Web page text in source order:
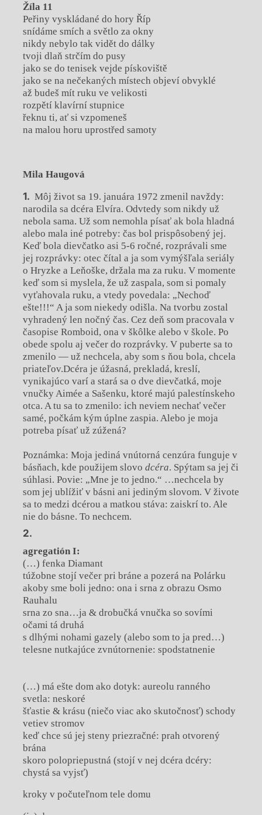
Žíla 11
Peřiny vyskládané do hory Říp
snídáme smích a světlo za okny
nikdy nebylo tak vidět do dálky
tvoji dlaň strčím do pusy
jako se do tenisek vejde pískoviště
jako se na nečekaných místech objeví obvyklé
až budeš mít ruku ve velikosti
rozpětí klavírní stupnice
řeknu ti, ať si vzpomeneš
na malou horu uprostřed samoty
Mila Haugová
Môj život sa 19. januára 1972 zmenil navždy:
narodila sa dcéra Elvíra. Odvtedy som nikdy už
nebola sama. Už som nemohla písať ak bola hladná
alebo mala iné potreby: čas bol prispôsobený jej.
Keď bola dievčatko asi 5-6 ročné, rozprávali sme
jej rozprávky: otec čítal a ja som vymýšľala seriály
o Hryzke a Leňoške, držala ma za ruku. V momente
keď som si myslela, že už zaspala, som si pomaly
vyťahovala ruku, a vtedy povedala: „Nechoď
ešte!!!“ A ja som niekedy odišla. Na tvorbu zostal
vyhradený len nočný čas. Cez deň som pracovala v
časopise Romboid, ona v škôlke alebo v škole. Po
obede spolu aj večer do rozprávky. V puberte sa to
zmenilo — už nechcela, aby som s ňou bola, chcela
priateľov.Dcéra je úžasná, prekladá, kreslí,
vynikajúco varí a stará sa o dve dievčatká, moje
vnučky Aimée a Sašenku, ktoré majú palestínskeho
otca. A tu sa to zmenilo: ich neviem nechať večer
samé, počkám kým úplne zaspia. Alebo je moja
potreba písať už zúžená?
Poznámka: Moja jediná vnútorná cenzúra funguje v
básňach, kde použijem slovo dcéra. Spýtam sa jej či
súhlasi. Povie: „Mne je to jedno.“ …nechcela by
som jej ublížiť v básni ani jediným slovom. V živote
sa to medzi dcérou a matkou stáva: zaiskrí to. Ale
nie do básne. To nechcem.
agregatión I:
(…) fenka Diamant
túžobne stojí večer pri bráne a pozerá na Polárku
akoby sme boli jedno: ona i srna z obrazu Osmo
Rauhalu
srna zo sna…ja & drobučká vnučka so sovími
očami tá druhá
s dlhými nohami gazely (alebo som to ja pred…)
telesne nutkajúce zvnútornenie: spodstatnenie
(…) má ešte dom ako dotyk: aureolu ranného
svetla: neskoré
šťastie & krásu (niečo viac ako skutočnosť) schody
vetiev stromov
keď chce sú jej steny priezračné: prah otvorený
brána
skoro polopriepustná (stojí v nej dcéra dcéry:
chystá sa vyjsť)
kroky v počuteľnom tele domu